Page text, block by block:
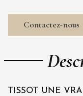
Contactez-nous
TISSOT UNE